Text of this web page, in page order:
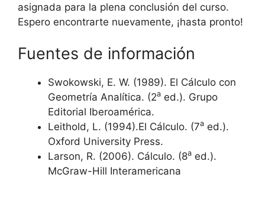
asignada para la plena conclusión del curso.
Espero encontrarte nuevamente, ¡hasta pronto!
Fuentes de información
Swokowski, E. W. (1989). El Cálculo con
Geometría Analítica. (2a ed.). Grupo
Editorial Iberoamérica.
Leithold, L. (1994).El Cálculo. (7a ed.).
Oxford University Press.
Larson, R. (2006). Cálculo. (8a ed.).
McGraw-Hill Interamericana